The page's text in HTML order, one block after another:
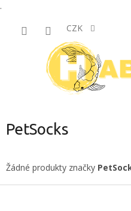
.
CZK
PetSocks
Žádné produkty značky